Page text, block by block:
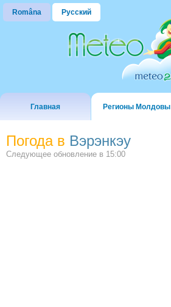
Româna Русский
Главная Регионы Молдовы
Погода в Вэрэнкэу
Следующее обновление в 15:00